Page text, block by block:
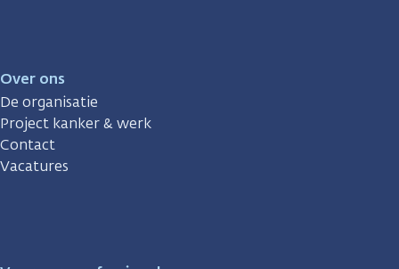
Over ons
De organisatie
Project kanker & werk
Contact
Vacatures